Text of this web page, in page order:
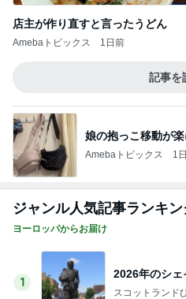
店主が作り直すと言ったうどん
Amebaトピックス 1日前
記事を
娘の抱っこ移動が
Amebaトピックス 1
ジャンル人気記事ランキン
ヨーロッパからお届け
1
2026年のシェ
スコットランド